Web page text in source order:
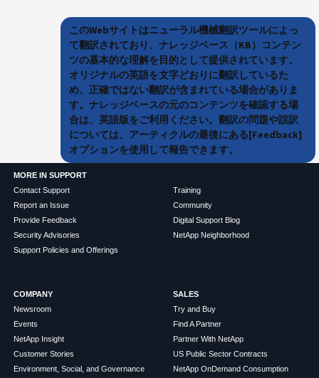
このWebサイトはニューラル機械翻訳ツールによっ
て翻訳されており、ナレッジベース（KB）コンテン
ツの基本的な理解を目的として提供されています。
オリジナルの英語を文字どおりに翻訳しているた
め、正確ではない翻訳が含まれている場合がありま
す。ナレッジベースの元のコンテンツを確認する場
合は、英語版をご利用ください。翻訳の問題や誤訳
については、アーティクルの最後にある[Feedback]
オプションを使用して報告できます。
MORE IN SUPPORT
Contact Support
Report an Issue
Provide Feedback
Security Advisories
Support Policies and Offerings
Training
Community
Digital Support Blog
NetApp Neighborhood
COMPANY
Newsroom
Events
NetApp Insight
Customer Stories
Environment, Social, and Governance
SALES
Try and Buy
Find A Partner
Partner With NetApp
US Public Sector Contracts
NetApp OnDemand Consumption